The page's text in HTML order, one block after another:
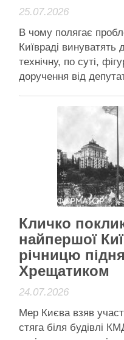
25.07.2026
В чому полягає
Київраді
технічну, по суті,
доручення від
2024-му – тепер,
доведеться знову
менше грошей на
Читати далі
Активісти
Кличко
найпершої
річницю
Хрещатиком
24.07.2026
Мер Києва взяв
стяга біля будівлі